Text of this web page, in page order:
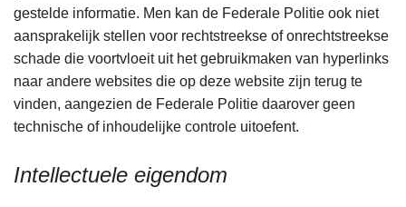
gestelde informatie. Men kan de Federale Politie ook niet
aansprakelijk stellen voor rechtstreekse of onrechtstreekse
schade die voortvloeit uit het gebruikmaken van hyperlinks
naar andere websites die op deze website zijn terug te
vinden, aangezien de Federale Politie daarover geen
technische of inhoudelijke controle uitoefent.
Intellectuele eigendom